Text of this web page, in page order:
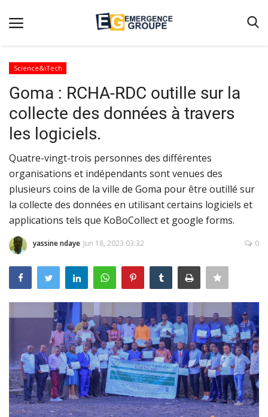
Accueil
Contact
Emergence
Galerie
Terms & Conditions
Nos Publications
Magazine
Nos Videos
Partenaires
Connexion
Français
Science&iTech
Goma : RCHA-RDC outille sur la
collecte des données à travers
les logiciels.
Quatre-vingt-trois personnes des différentes
organisations et indépendants sont venues des
plusieurs coins de la ville de Goma pour être outillé sur
la collecte des données en utilisant certains logiciels et
applications tels que KoBoCollect et google forms.
yassine ndaye Jun 18, 2023 03:32 0